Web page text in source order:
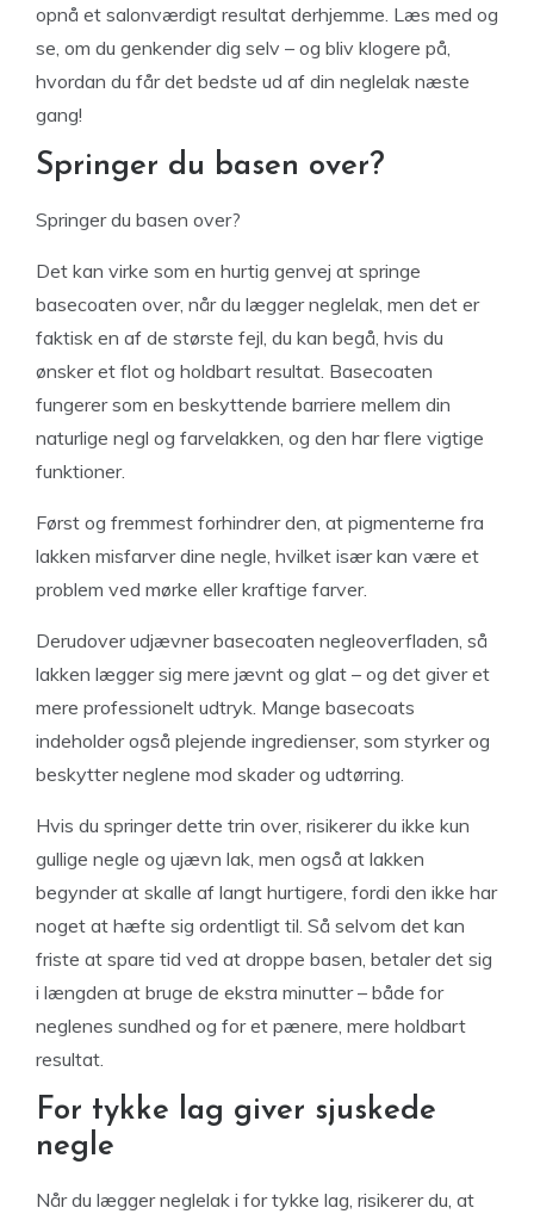
opnå et salonværdigt resultat derhjemme. Læs med og
se, om du genkender dig selv – og bliv klogere på,
hvordan du får det bedste ud af din neglelak næste
gang!
Springer du basen over?
Springer du basen over?
Det kan virke som en hurtig genvej at springe
basecoaten over, når du lægger neglelak, men det er
faktisk en af de største fejl, du kan begå, hvis du
ønsker et flot og holdbart resultat. Basecoaten
fungerer som en beskyttende barriere mellem din
naturlige negl og farvelakken, og den har flere vigtige
funktioner.
Først og fremmest forhindrer den, at pigmenterne fra
lakken misfarver dine negle, hvilket især kan være et
problem ved mørke eller kraftige farver.
Derudover udjævner basecoaten negleoverfladen, så
lakken lægger sig mere jævnt og glat – og det giver et
mere professionelt udtryk. Mange basecoats
indeholder også plejende ingredienser, som styrker og
beskytter neglene mod skader og udtørring.
Hvis du springer dette trin over, risikerer du ikke kun
gullige negle og ujævn lak, men også at lakken
begynder at skalle af langt hurtigere, fordi den ikke har
noget at hæfte sig ordentligt til. Så selvom det kan
friste at spare tid ved at droppe basen, betaler det sig
i længden at bruge de ekstra minutter – både for
neglenes sundhed og for et pænere, mere holdbart
resultat.
For tykke lag giver sjuskede
negle
Når du lægger neglelak i for tykke lag, risikerer du, at